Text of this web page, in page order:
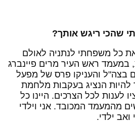
ריגש אותך?
כל משפחתי לנתניה לאולם
ראש העיר מרים פיינברג
והעניקו פרס של מפעל
הנציג בעקבות מלחמת
לענות לכל הצרכים. היינו כל
מהמעמד המכובד. אני וילדי
ילדי.